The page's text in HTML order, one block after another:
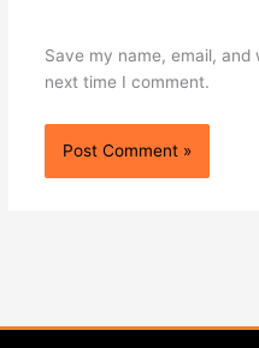
Save my name, email,
next time I comment.